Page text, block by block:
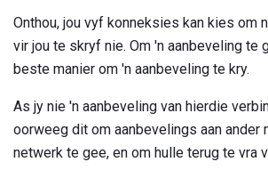
Onthou, jou vyf konneksies kan kies om
vir jou te skryf nie. Om 'n aanbeveling te
beste manier om 'n aanbeveling te kry.
As jy nie 'n aanbeveling van hierdie
oorweeg dit om aanbevelings aan ander
netwerk te gee, en om hulle terug te vra